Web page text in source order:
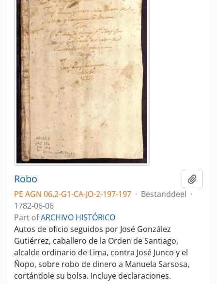
Robo
PE AGN 06.2-G1-CA-JO-2-197-197 · Bestanddeel ·
1782-06-06
Part ofARCHIVO HISTÓRICO
Autos de oficio seguidos por José González
Gutiérrez, caballero de la Orden de Santiago,
alcalde ordinario de Lima, contra José Junco y el
Ñopo, sobre robo de dinero a Manuela Sarsosa,
cortándole su bolsa. Incluye declaraciones.